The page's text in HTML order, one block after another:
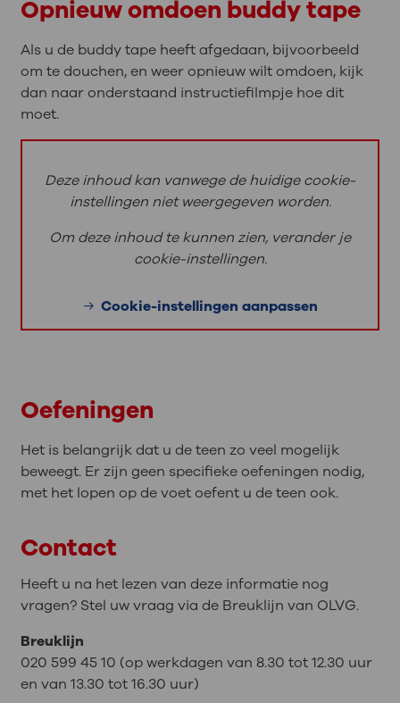
Opnieuw omdoen buddy tape
Als u de buddy tape heeft afgedaan, bijvoorbeeld
om te douchen, en weer opnieuw wilt omdoen, kijk
dan naar onderstaand instructiefilmpje hoe dit
moet.
Deze inhoud kan vanwege de huidige cookie-
instellingen niet weergegeven worden.
Om deze inhoud te kunnen zien, verander je
cookie-instellingen.
Cookie-instellingen aanpassen
Oefeningen
Het is belangrijk dat u de teen zo veel mogelijk
beweegt. Er zijn geen specifieke oefeningen nodig,
met het lopen op de voet oefent u de teen ook.
Contact
Heeft u na het lezen van deze informatie nog
vragen? Stel uw vraag via de Breuklijn van OLVG.
Breuklijn
020 599 45 10 (op werkdagen van 8.30 tot 12.30 uur
en van 13.30 tot 16.30 uur)